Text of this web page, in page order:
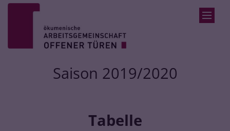
Zum Inhalt springen
Saison 2019/2020
Tabelle